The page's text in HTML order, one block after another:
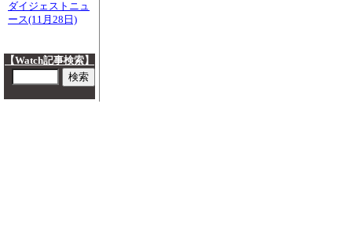
ダイジェストニュ
ース(11月28日)
【Watch記事検索】